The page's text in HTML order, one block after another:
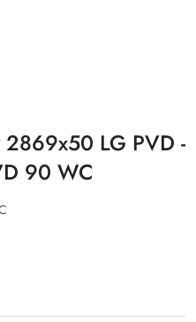
2869x50 LG PVD -
90 WC